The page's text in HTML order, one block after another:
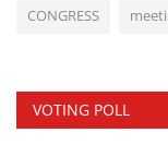
CONGRESS
VOTING POLL